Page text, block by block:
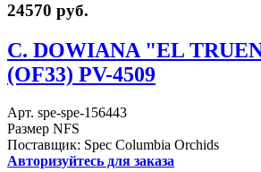
24570 руб.
C. DOWIANA "EL
(OF33) PV-4509
Арт. spe-spe-156443
Размер NFS
Поставщик: Spec Columbia Orchids
Авторизуйтесь для заказа